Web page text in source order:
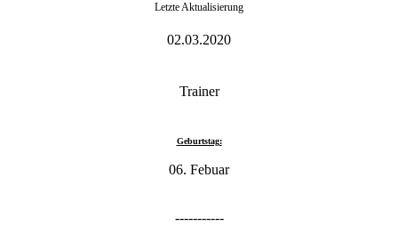
Letzte Aktualisierung
02.03.2020
Trainer
Geburtstag:
06. Febuar
-----------